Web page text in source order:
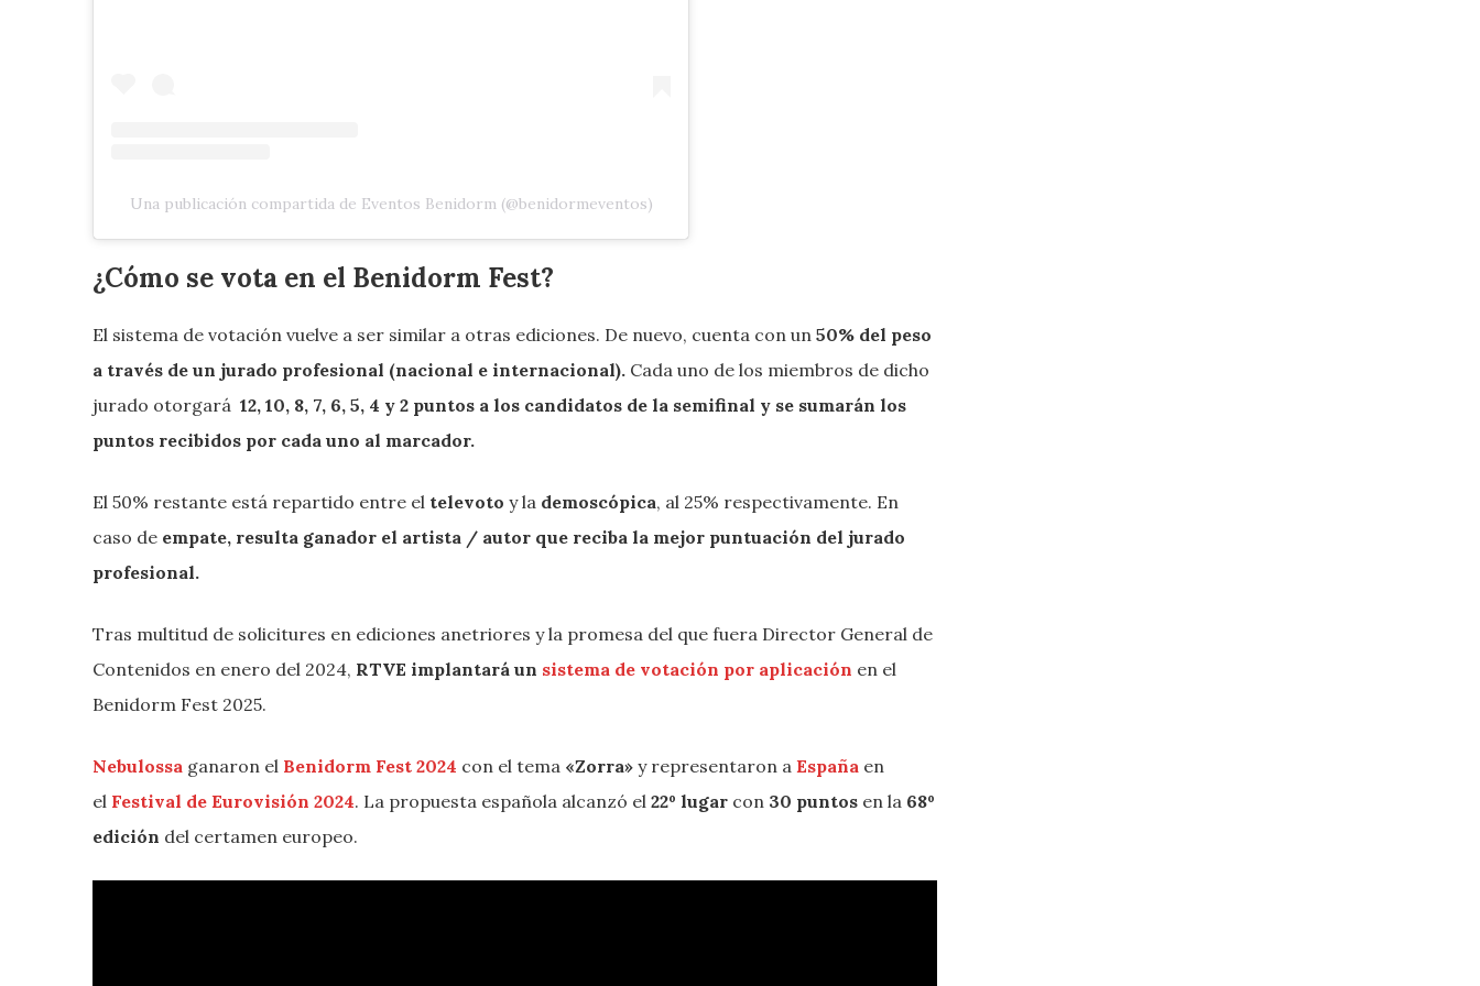
Una publicación compartida de Eventos Benidorm (@benidormeventos)
¿Cómo se vota en el Benidorm Fest?
El sistema de votación vuelve a ser similar a otras ediciones. De nuevo, cuenta con un 50% del peso
a través de un jurado profesional (nacional e internacional). Cada uno de los miembros de dicho
jurado otorgará 12, 10, 8, 7, 6, 5, 4 y 2 puntos a los candidatos de la semifinal y se sumarán los
puntos recibidos por cada uno al marcador.
El 50% restante está repartido entre el televoto y la demoscópica, al 25% respectivamente. En
caso de empate, resulta ganador el artista / autor que reciba la mejor puntuación del jurado
profesional.
Tras multitud de solicitures en ediciones anetriores y la promesa del que fuera Director General de
Contenidos en enero del 2024, RTVE implantará un sistema de votación por aplicación en el
Benidorm Fest 2025.
Nebulossa ganaron el Benidorm Fest 2024 con el tema «Zorra» y representaron a España en
el Festival de Eurovisión 2024. La propuesta española alcanzó el 22º lugar con 30 puntos en la 68º
edición del certamen europeo.